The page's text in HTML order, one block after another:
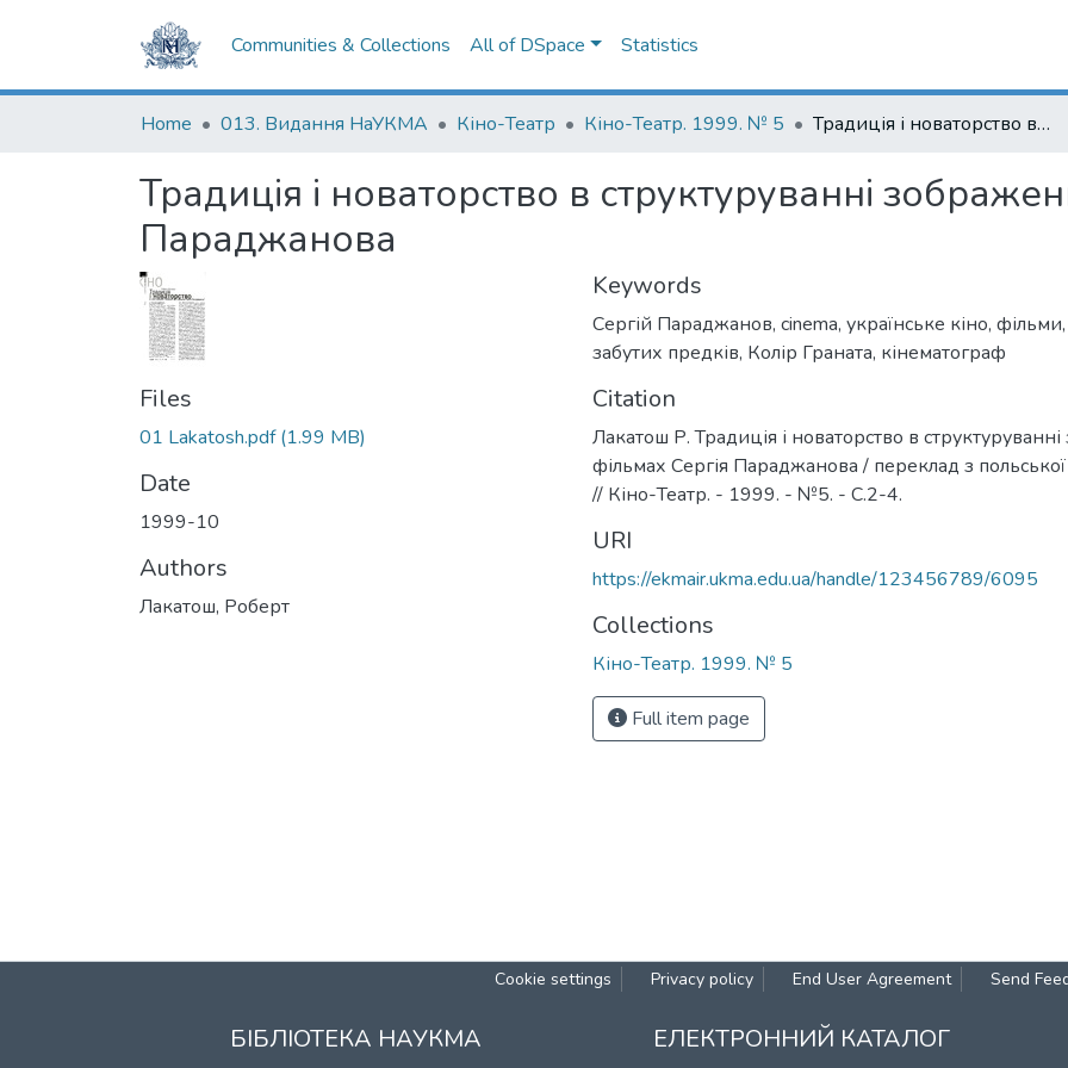
Communities & Collections All of DSpace Statistics
Home 013. Видання НаУКМА Кіно-Театр Кіно-Театр. 1999. № 5 Традиція і новаторство в структуруванні зображення у фільмах Сергія Параджанова
Традиція і новаторство в структуруванні
Параджанова
Files
01 Lakatosh.pdf(1.99 MB)
Date
1999-10
Authors
Лакатош, Роберт
Keywords
Сергій Параджанов, cinema, українське кіно, фільми,
забутих предків, Колір Граната, кінематограф
Citation
Лакатош Р. Традиція і новаторство в
фільмах Сергія Параджанова / переклад з
// Кіно-Театр. - 1999. - №5. - С.2-4.
URI
https://ekmair.ukma.edu.ua/handle/123456789/6095
Collections
Кіно-Театр. 1999. № 5
Full item page
Cookie settings Privacy policy End User Agreement Send
БІБЛІОТЕКА НАУКМА ЕЛЕКТРОННИЙ КАТАЛОГ